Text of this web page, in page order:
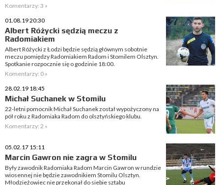
Komentarzy: 3 »
01.08.19 20:30
Albert Różycki sędzią meczu z
Radomiakiem
Albert Różycki z Łodzi będzie sędzią głównym sobotnie
meczu pomiędzy Radomiakiem Radom i Stomilem Olsztyn.
Spotkanie rozpocznie się o godzinie 18:00.
Komentarzy: 0 »
28.02.19 18:45
Michał Suchanek w Stomilu
22-letni pomocnik Michał Suchanek został wypożyczony na
pół roku z Radomiaka Radom do olsztyńskiego klubu.
Komentarzy: 2 »
05.02.17 15:11
Marcin Gawron nie zagra w Stomilu
Były zawodnik Radomiaka Radom Marcin Gawron w rundzie
wiosennej nie będzie zawodnikiem Stomilu Olsztyn.
Młodzieżowiec nie przekonał do siebie sztabu